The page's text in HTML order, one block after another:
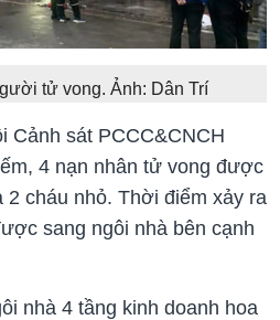
tử vong. Ảnh: Dân Trí
Cảnh sát PCCC&CNCH
4 nạn nhân tử vong được
2 cháu nhỏ. Thời điểm xảy ra
sang ngôi nhà bên cạnh
nhà 4 tầng kinh doanh hoa